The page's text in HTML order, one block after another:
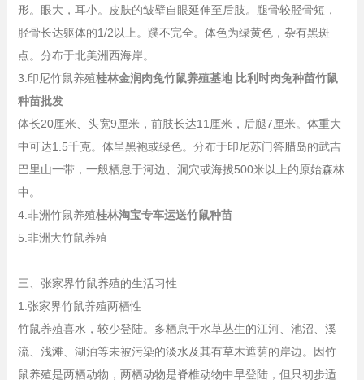
形。眼大，耳小。皮肤的皱壁自眼延伸至后肢。腿骨较胫骨短，
胫骨长达躯体的1/2以上。蹼不完全。体色为绿黄色，杂有黑斑
点。分布于北美洲西海岸。
3.印尼竹鼠养殖桂林金润肉兔竹鼠养殖基地 比利时肉兔种苗竹鼠
种苗批发
体长20厘米、头宽9厘米，前肢长达11厘米，后腿7厘米。体重大
中可达1.5千克。体呈黑袍或绿色。分布于印尼苏门答腊岛的武吉
巴里山一带，一般栖息于河边、洞穴或海拔500米以上的原始森林
中。
4.非洲竹鼠养殖桂林淘宝专车运送竹鼠种苗
5.非洲大竹鼠养殖
三、张家界竹鼠养殖的生活习性
1.张家界竹鼠养殖两栖性
竹鼠养殖喜水，较少登陆。多栖息于水草丛生的江河、池沼、溪
流、浅滩、湖泊等未被污染的淡水及其有草木遮荫的岸边。因竹
鼠养殖是两栖动物，两栖动物是脊椎动物中早登陆，但只初步适